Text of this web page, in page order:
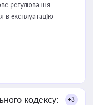
регулювання
в експлуатацію
кодексу:
+3